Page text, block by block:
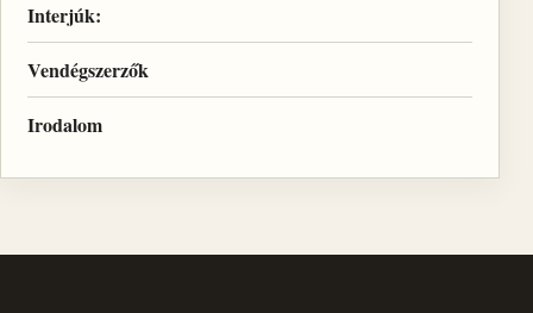
Interjúk:
Vendégszerzők
Irodalom